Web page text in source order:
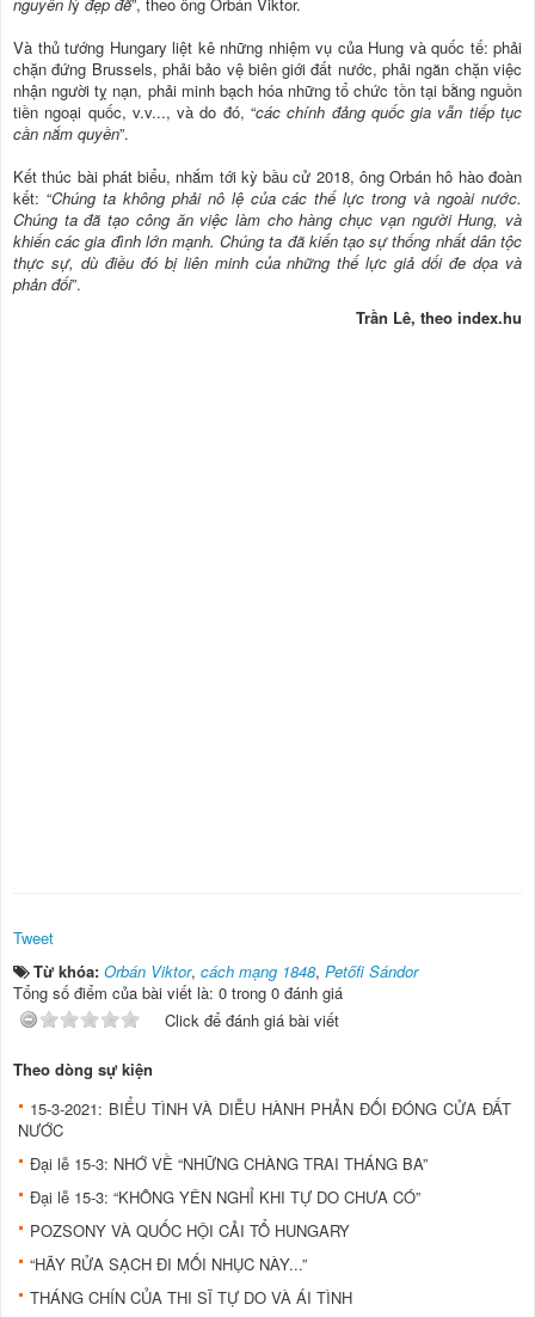
Và thủ tướng Hungary liệt kê những nhiệm vụ của Hung và quốc tế: phải
chặn đứng Brussels, phải bảo vệ biên giới đất nước, phải ngăn chặn việc
nhận người tỵ nạn, phải minh bạch hóa những tổ chức tồn tại bằng nguồn
tiền ngoại quốc, v.v..., và do đó, “các chính đảng quốc gia vẫn tiếp tục
cần nắm quyền”.
Kết thúc bài phát biểu, nhắm tới kỳ bầu cử 2018, ông Orbán hô hào đoàn
kết: “Chúng ta không phải nô lệ của các thế lực trong và ngoài nước.
Chúng ta đã tạo công ăn việc làm cho hàng chục vạn người Hung, và
khiến các gia đình lớn mạnh. Chúng ta đã kiến tạo sự thống nhất dân tộc
thực sự, dù điều đó bị liên minh của những thế lực giả dối đe dọa và
phản đối”.
Trần Lê, theo index.hu
Tweet
Từ khóa: Orbán Viktor, cách mạng 1848, Petőfi Sándor
Tổng số điểm của bài viết là: 0 trong 0 đánh giá
Click để đánh giá bài viết
Theo dòng sự kiện
15-3-2021: BIỂU TÌNH VÀ DIỄU HÀNH PHẢN ĐỐI ĐÓNG CỬA ĐẤT
NƯỚC
Đại lễ 15-3: NHỚ VỀ “NHỮNG CHÀNG TRAI THÁNG BA”
Đại lễ 15-3: “KHÔNG YÊN NGHỈ KHI TỰ DO CHƯA CÓ”
POZSONY VÀ QUỐC HỘI CẢI TỔ HUNGARY
“HÃY RỬA SẠCH ĐI MỐI NHỤC NÀY...”
THÁNG CHÍN CỦA THI SĨ TỰ DO VÀ ÁI TÌNH